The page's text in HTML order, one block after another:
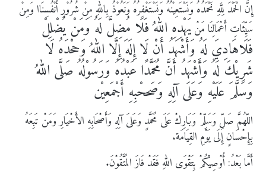
إِنَّ الْحَمْدَ لِلَّهِ نَحْمَدُهُ وَنَسْتَعِيْنُهُ وَنَسْتَغْفِرُهُ وَنَعُوْذُ بِاللهِ مِنْ شُرُوْرِ أَنْفُسِنَاا وَمِنْ
سَيِّئَاتِ أَعْمَالِنَا مَنْيَهْدِهِ اللهُ فَلَا مُضِلَّ لَهُ وَمَنْ يُضْلِلْ
فَلَاهَادِيَ لَهُ وَأَشْهَدُ أَنْ لَا إِلَهَ إِلَّا اللهُ وَححْدَهُ لَا
شَرِيْكَ لَهُ وَأَشْهَدُ أَنَّ مُحَمَّدًا عَبْدُهُ وَرَسُوْلُهُ صَلَّى اللهُ
وَسَلَّمَ عَلَيْهِ وَعَلَى آلِهِ وَصَححْبِهِ أَجْمَعِيْن
اللّهُمَّ صَلِّ وَسَلِّمْ وَبَارِكْ عَلَى مُحَمَّدٍ وَعَلىَ آلِهِ وَأَصْحَابِهِ الأَخْيَارِ وَمَنْ تَبِعَهُ
بِإِحْسَانٍ إِلَى يَوْمِ القِيَامَة.
أَمَّا بَعْدُ: أُوْصِيْكُمْ بِتَقْوَى اللهِ فَقَدْ فَازَ المُتَّقُوْنَ.